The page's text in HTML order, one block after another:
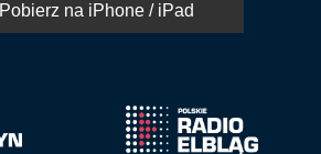
Pobierz na iPhone / iPad